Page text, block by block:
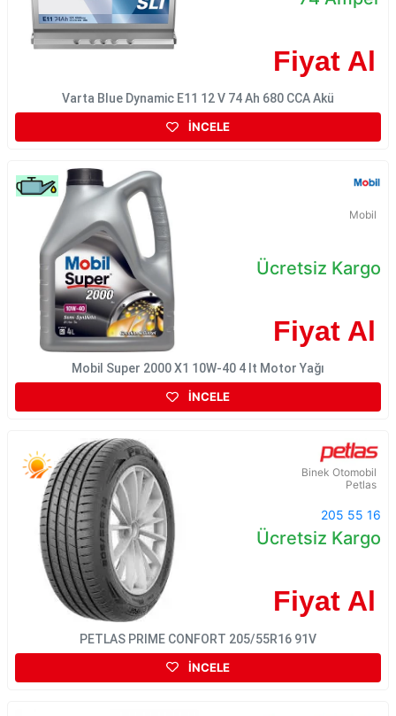
Fiyat Al
Varta Blue Dynamic E11 12 V 74 Ah 680 CCA Akü
İNCELE
Mobil
Ücretsiz Kargo
Fiyat Al
Mobil Super 2000 X1 10W-40 4 lt Motor Yağı
İNCELE
Binek Otomobil
Petlas
205 55 16
Ücretsiz Kargo
Fiyat Al
PETLAS PRIME CONFORT 205/55R16 91V
İNCELE